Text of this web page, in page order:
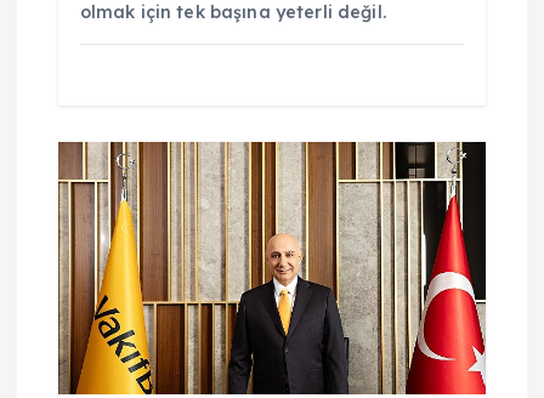
olmak için tek başına yeterli değil.